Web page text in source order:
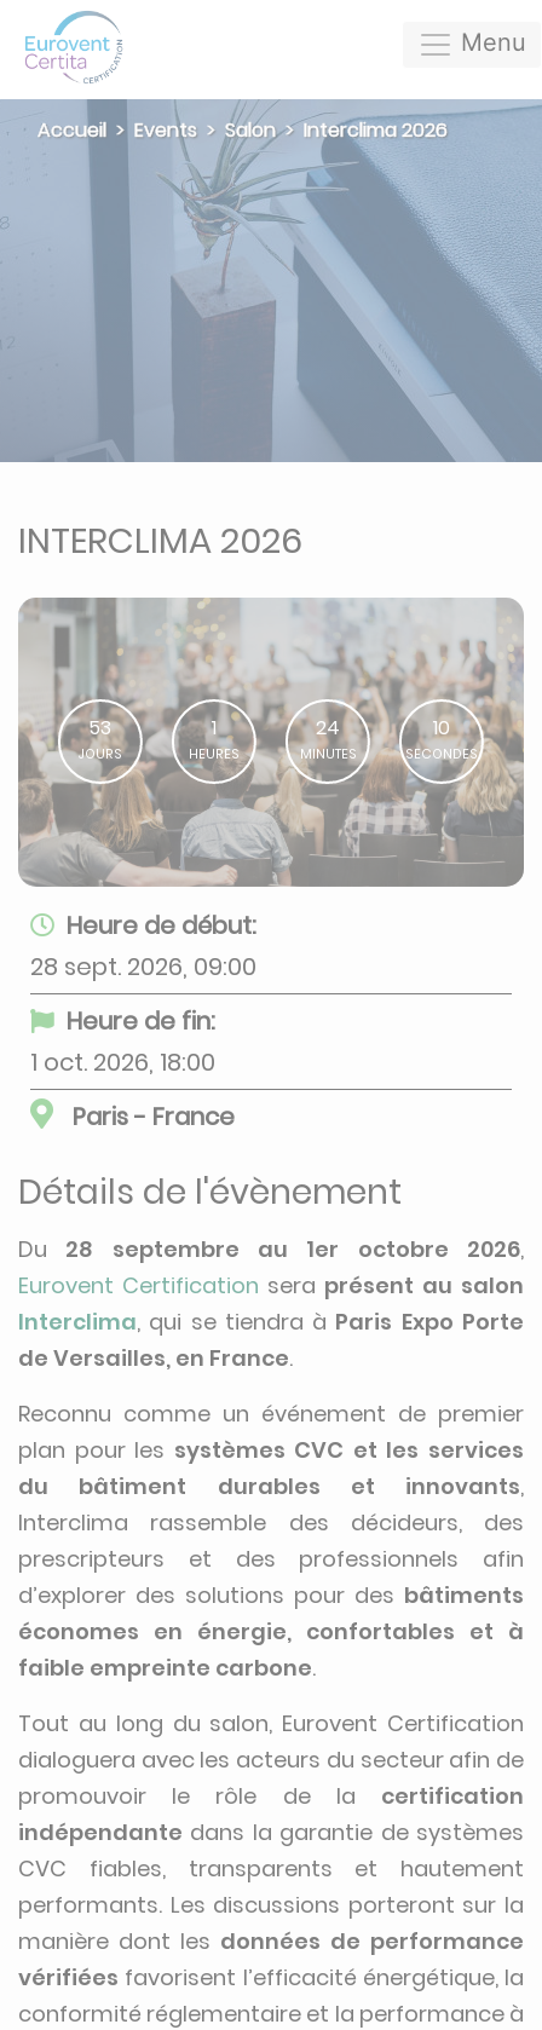
Menu
Accueil Events Salon Interclima 2026
INTERCLIMA 2026
53
JOURS
1
HEURES
24
MINUTES
10
SECONDES
Heure de début:
28 sept. 2026, 09:00
Heure de fin:
1 oct. 2026, 18:00
Paris - France
Détails de l'évènement
Du 28 septembre au 1er octobre 2026,
Eurovent Certification sera présent au salon
Interclima, qui se tiendra à Paris Expo Porte
de Versailles, en France.
Reconnu comme un événement de premier
plan pour les systèmes CVC et les services
du bâtiment durables et innovants,
Interclima rassemble des décideurs, des
prescripteurs et des professionnels afin
d’explorer des solutions pour des bâtiments
économes en énergie, confortables et à
faible empreinte carbone.
Tout au long du salon, Eurovent Certification
dialoguera avec les acteurs du secteur afin de
promouvoir le rôle de la certification
indépendante dans la garantie de systèmes
CVC fiables, transparents et hautement
performants. Les discussions porteront sur la
manière dont les données de performance
vérifiées favorisent l’efficacité énergétique, la
conformité réglementaire et la performance à